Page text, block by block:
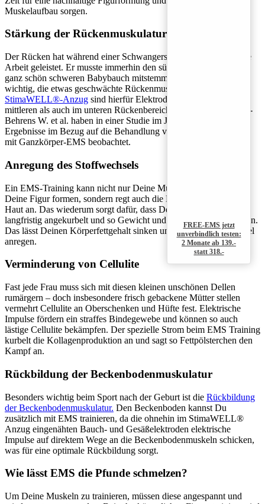
Muskelaufbau sorgen.
Stärkung der Rückenmuskulatur
Der Rücken hat während einer Schwangerschaft ebenfalls enorme
Arbeit geleistet. Er musste immerhin den süßen, aber doch auch
ganz schön schweren Babybauch mitstemmen. Deshalb ist es
wichtig, die etwas geschwächte Rückenmuskulatur zu stärken. Im
StimaWELL®-Anzug sind hierfür Elektroden sowohl im oberen,
mittleren als auch im unteren Rückenbereich angebracht. Boeckh-
Behrens W. et al. haben in einer Studie im Jahr 2002 sehr gute
Ergebnisse im Bezug auf die Behandlung von Rückenschmerzen
mit Ganzkörper-EMS beobachtet.
Anregung des Stoffwechsels
Ein EMS-Training kann nicht nur Deine Muskeln aufbauen und
Deine Figur formen, sondern regt auch die Durchblutung Deiner
Haut an. Das wiederum sorgt dafür, dass Dein Energieumsatz
langfristig angekurbelt und so Gewicht und Fett vermindert werden.
Das lässt Deinen Körperfettgehalt sinken und Deinen Stoffwechsel
anregen.
Verminderung von Cellulite
Fast jede Frau muss sich mit diesen kleinen unschönen Dellen
rumärgern – doch insbesondere frisch gebackene Mütter stellen
vermehrt Cellulite an Oberschenken und Hüfte fest. Elektrische
Impulse fördern ein straffes Bindegewebe und können so auch
lästige Cellulite bekämpfen. Der spezielle Strom beim EMS Training
kurbelt die Kollagenproduktion an und sagt so Fettpölsterchen den
Kampf an.
Rückbildung der Beckenbodenmuskulatur
Besonders wichtig beim Sport nach der Geburt ist die Rückbildung
der Beckenbodenmuskulatur. Den Beckenboden kannst Du
zusätzlich mit EMS trainieren, da die ohnehin im StimaWELL®
Anzug eingenähten Bauch- und Gesäßelektroden elektrische
Impulse auf direktem Wege an die Beckenbodenmuskeln schicken,
was für eine optimale Rückbildung sorgt.
Wie lässt EMS die Pfunde schmelzen?
Um Deine Muskeln zu trainieren, müssen diese angespannt und
FREE-EMS jetzt
unverbindlich testen:
2 Monate ab 139.-
statt 318.-